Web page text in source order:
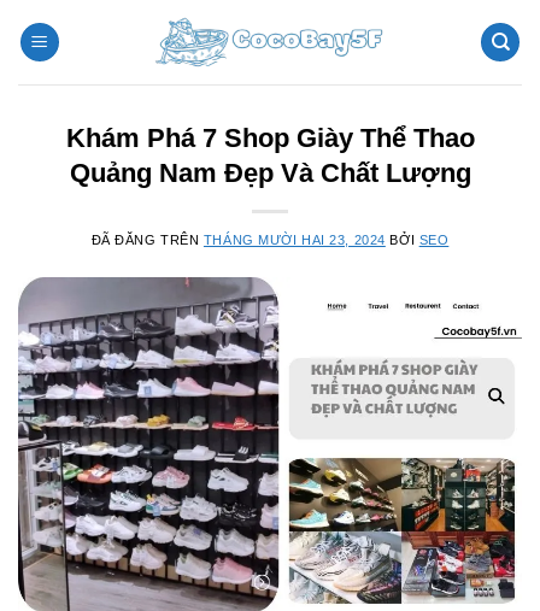
đến
Khám Phá 7 Shop Giày Thể Thao
Quảng Nam Đẹp Và Chất Lượng
ĐÃ ĐĂNG TRÊN THÁNG MƯỜI HAI 23, 2024 BỞI SEO